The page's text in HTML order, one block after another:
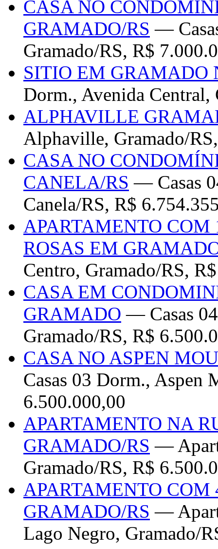
CASA NO
GRAMADO/RS —
Gramado/RS, R$
SITIO EM GRAMADO
Dorm., Avenida Central,
ALPHAVILLE
Alphaville, Gramado/
CASA NO
CANELA/RS — Casas
Canela/RS, R$
APARTAMENTO COM
ROSAS EM
Centro, Gramado/RS,
CASA EM
GRAMADO — Casas
Gramado/RS, R$
CASA NO ASPEN
Casas 03 Dorm., Aspen
6.500.000,00
APARTAMENTO NA
GRAMADO/RS —
Gramado/RS, R$
APARTAMENTO
GRAMADO/RS —
Lago Negro, Gramado/